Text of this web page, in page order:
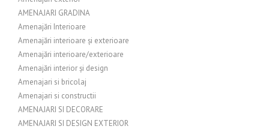
AMENAJARI GRADINA
Amenajări Interioare
Amenajări interioare și exterioare
Amenajări interioare/exterioare
Amenajări interior și design
Amenajari si bricolaj
Amenajari si constructii
AMENAJARI SI DECORARE
AMENAJARI SI DESIGN EXTERIOR